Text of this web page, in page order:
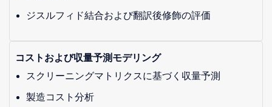
ジスルフィド結合および翻訳後修飾の評価
コストおよび収量予測モデリング
スクリーニングマトリクスに基づく収量予測
製造コスト分析